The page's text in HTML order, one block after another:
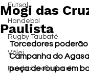
Futsal
Handebol
Rugby Taubaté
Vôlei
Futebol profissional
Mogi das
Paulista
Torcedores
Campanha do
peça de roupa em